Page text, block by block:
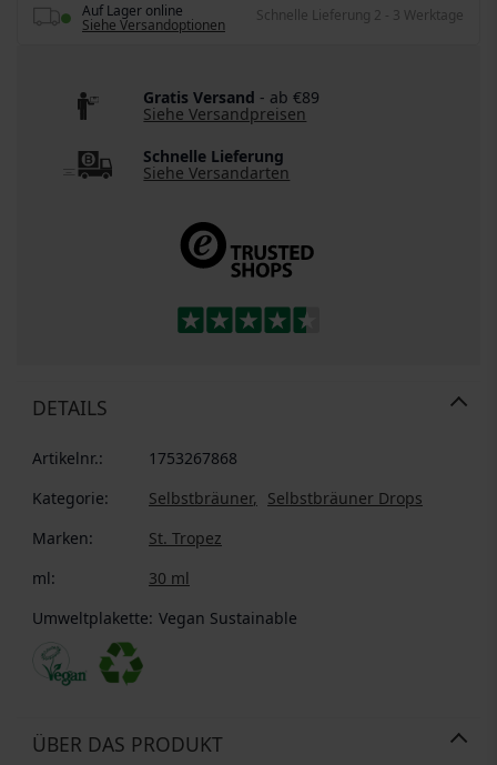
DETAILS
Artikelnr.:
1753267868
Kategorie:
Selbstbräuner
Selbstbräuner Drops
Marken:
St. Tropez
ml:
30 ml
Umweltplakette: Vegan Sustainable
ÜBER DAS PRODUKT
Auf Lager online
Siehe Versandoptionen
Schnelle Lieferung 2 - 3 Werktage
Gratis Versand - ab €89
Siehe Versandpreisen
Schnelle Lieferung
Siehe Versandarten